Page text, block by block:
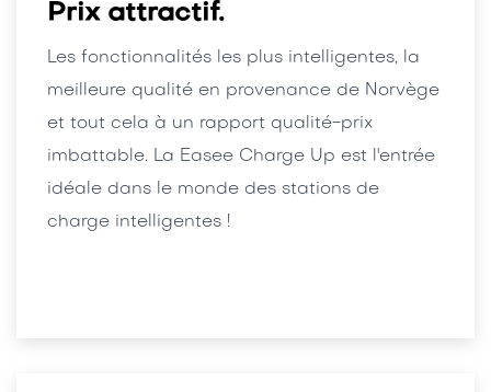
Prix attractif.
Les fonctionnalités les plus intelligentes, la
meilleure qualité en provenance de Norvège
et tout cela à un rapport qualité-prix
imbattable. La Easee Charge Up est l'entrée
idéale dans le monde des stations de
charge intelligentes !